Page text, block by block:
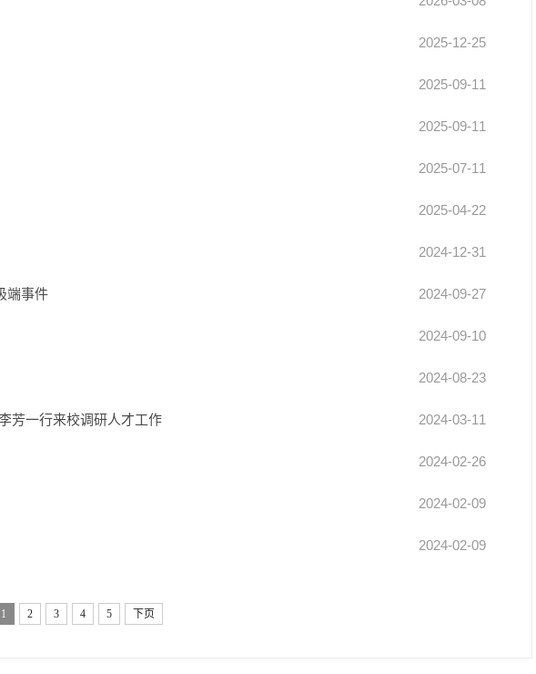
2025-12-25
2025-09-11
2025-09-11
2025-07-11
2025-04-22
2024-12-31
端事件 2024-09-27
2024-09-10
2024-08-23
芳一行来校调研人才工作 2024-03-11
2024-02-26
2024-02-09
2024-02-09
1 2 3 4 5 下页